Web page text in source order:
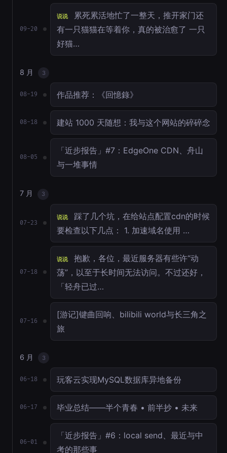
09-20
说说
累死累活地忙了一整天，推开家门还
有一只猫猫在等着你，真的被治愈了 一只
好猫…
8 月 3
08-19 作品推荐：《回憶錄》
08-18 建站 1000 天随想：我与这个网站的碎碎念
08-05
「近步报告」#7：EdgeOne CDN、舟山
与一堆事情
7 月 3
07-23
说说
踩了几个坑，在给站点配置cdn的时候
要检查以下几点： 1. 加速域名使用 …
07-18
说说
抱歉，各位，最近服务器有些许“动
荡”，以至于长时间无法访问。不过还好，
「轻舟已过…
07-16
[游记]键曲回响、bilibili world与长三角之
旅
6 月 3
06-18 玩客云实现MySQL数据库异地备份
06-17 毕业总结——半个青春 • 前半抄 • 未来
06-01
「近步报告」#6：local send、最近与中
考的那些事